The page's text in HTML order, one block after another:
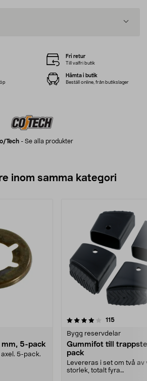
tech- Se alla produkter
Fri retur
Till valfri butik
Hämta i butik
Beställ online, från butikslager
inom samma kategori
5-pack
5-pack.
115
Bygg reservdelar
Gummifot till
pack
Levereras i set om två av
storlek, totalt fyra
4.0 av 5 stjärnor